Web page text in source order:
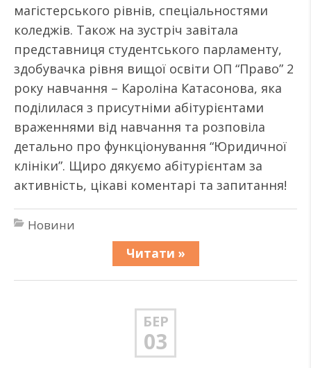
магістерського рівнів, спеціальностями
коледжів. Також на зустріч завітала
представниця студентського парламенту,
здобувачка рівня вищої освіти ОП “Право” 2
року навчання – Кароліна Катасонова, яка
поділилася з присутніми абітурієнтами
враженнями від навчання та розповіла
детально про функціонування “Юридичної
клініки”. Щиро дякуємо абітурієнтам за
активність, цікаві коментарі та запитання!
Новини
Читати »
БЕР
03